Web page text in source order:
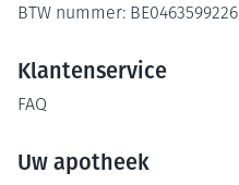
BTW nummer: BE0463599226
Klantenservice
FAQ
Uw apotheek